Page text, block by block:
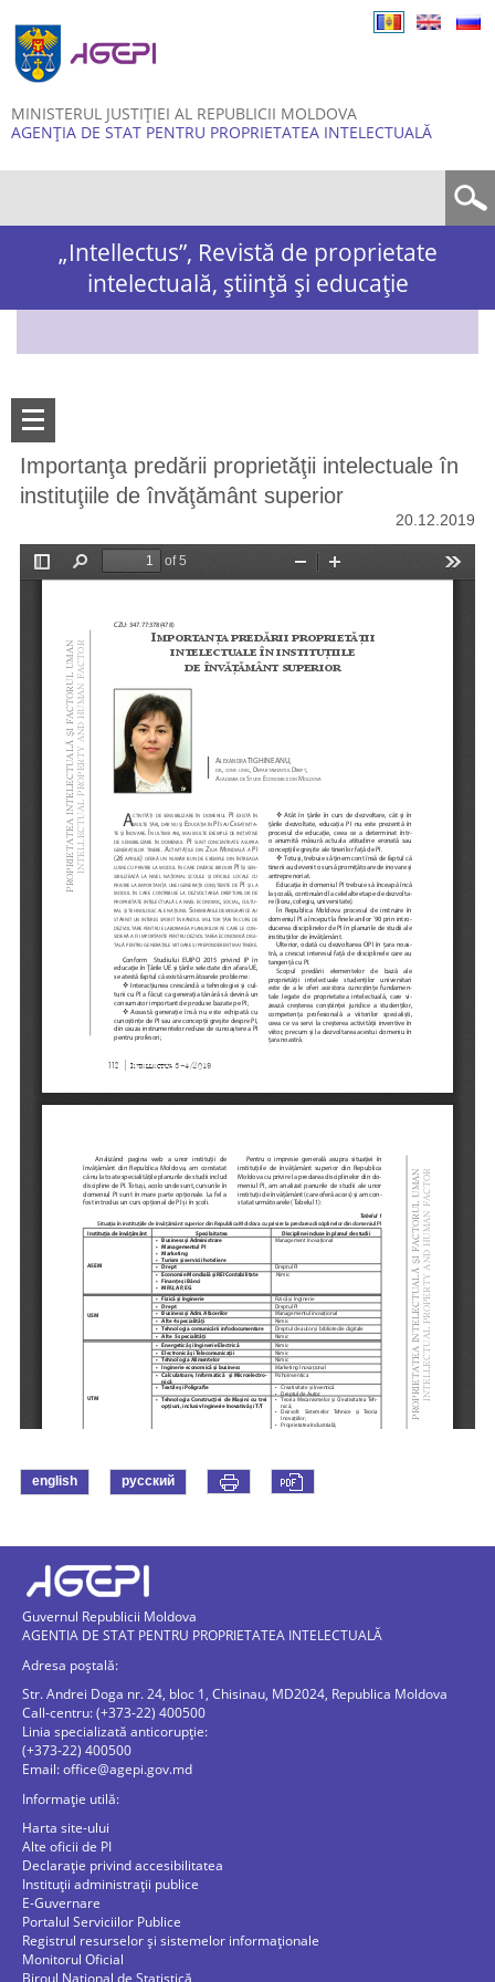
MINISTERUL JUSTIȚIEI AL REPUBLICII MOLDOVA
AGENȚIA DE STAT PENTRU PROPRIETATEA INTELECTUALĂ
„Intellectus”, Revistă de proprietate
intelectuală, știință și educație
Importanţa predării proprietăţii intelectuale în
instituţiile de învăţământ superior
20.12.2019
english русский
Guvernul Republicii Moldova
AGENTIA DE STAT PENTRU PROPRIETATEA INTELECTUALĂ
Adresa poștală:
Str. Andrei Doga nr. 24, bloc 1, Chisinau, MD2024, Republica Moldova
Call-centru: (+373-22) 400500
Linia specializată anticorupție:
(+373-22) 400500
Email:office@agepi.gov.md
Informație utilă:
Harta site-ului
Alte oficii de PI
Declarație privind accesibilitatea
Instituții administrații publice
E-Guvernare
Portalul Serviciilor Publice
Registrul resurselor și sistemelor informaționale
Monitorul Oficial
Biroul Naţional de Statistică